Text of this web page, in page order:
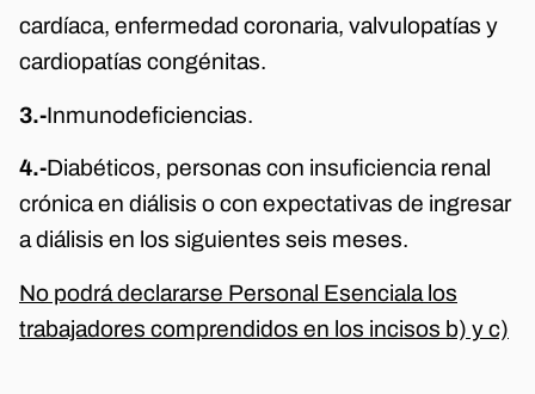
cardíaca, enfermedad coronaria, valvulopatías y
cardiopatías congénitas.
3.-Inmunodeficiencias.
4.-Diabéticos, personas con insuficiencia renal
crónica en diálisis o con expectativas de ingresar
a diálisis en los siguientes seis meses.
No podrá declararse Personal Esenciala los
trabajadores comprendidos en los incisos b) y c)